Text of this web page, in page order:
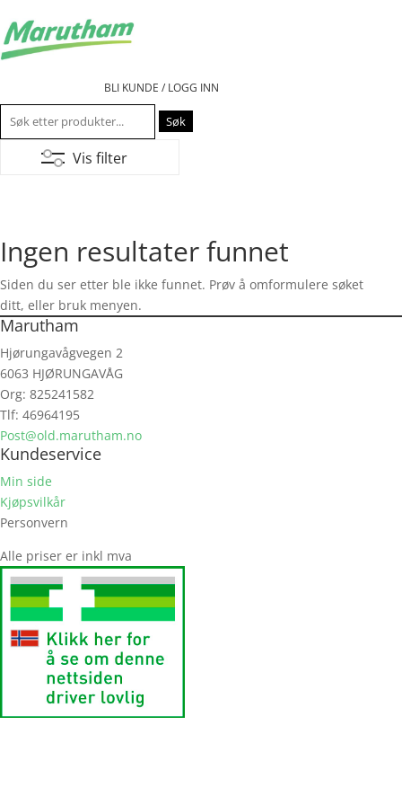
BLI KUNDE / LOGG INN
Vis filter
Ingen resultater funnet
Siden du ser etter ble ikke funnet. Prøv å omformulere søket
ditt, eller bruk menyen.
Marutham
Hjørungavågvegen 2
6063 HJØRUNGAVÅG
Org: 825241582
Tlf: 46964195
Post@old.marutham.no
Kundeservice
Min side
Kjøpsvilkår
Personvern
Alle priser er inkl mva